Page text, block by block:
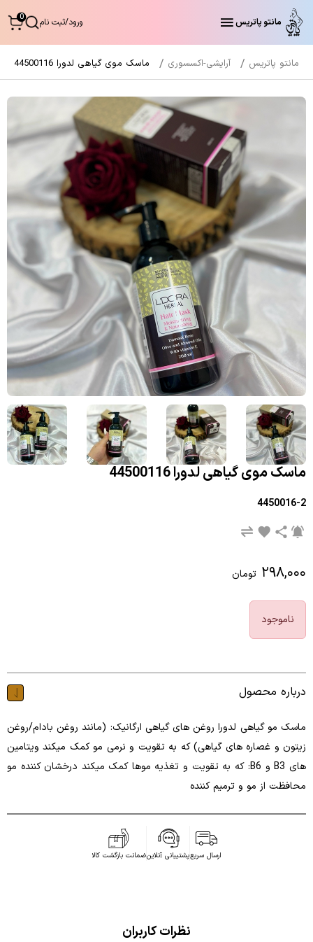
مانتو پاتریس ورود/ثبت نام 0
مانتو پاتریس آرایشی-اکسسوری ماسک موی گیاهی لدورا 44500116
ماسک موی گیاهی لدورا 44500116
4450016-2
۲۹۸,۰۰۰ تومان
ناموجود
درباره محصول
ماسک مو گیاهی لدورا روغن های گیاهی ارگانیک: (مانند روغن بادام/روغن
زیتون و غصاره های گیاهی) که به تقویت و نرمی مو کمک میکند ویتامین
های B3 و B6: که به تقویت و تغذیه موها کمک میکند درخشان کننده مو
محافظت از مو و ترمیم کننده
ارسال سریعپشتیبانی آنلاینضمانت بازگشت کالا
نظرات کاربران